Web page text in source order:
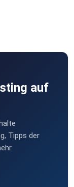
auf
Tipps der